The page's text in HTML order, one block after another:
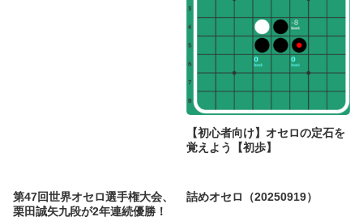
【初心者向け】オセロの定石を
覚えよう【初歩】
第47回世界オセロ選手権大会、
栗田誠矢九段が2年連続優勝！
詰めオセロ（20250919）